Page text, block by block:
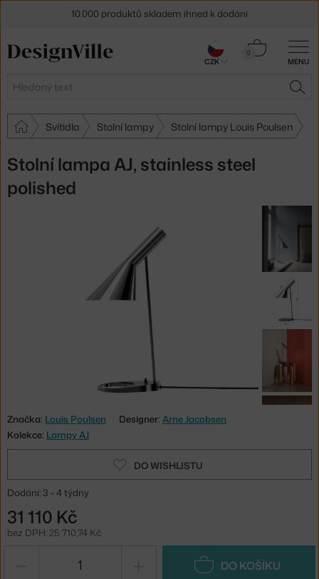
MENU
Hledat
0
Košík
Svítidla Stolní lampy Stolní lampy Louis Poulsen
Stolní lampa AJ, stainless steel
polished
Značka: Louis Poulsen Designer: Arne Jacobsen
Kolekce: Lampy AJ
DO WISHLISTU
Dodání: 3 - 4 týdny
31 110 Kč
bez DPH: 25 710,74 Kč
DO KOŠÍKU
10.000 produktů skladem ihned k dodání
Sleva 5 % pro odběratele
CZK